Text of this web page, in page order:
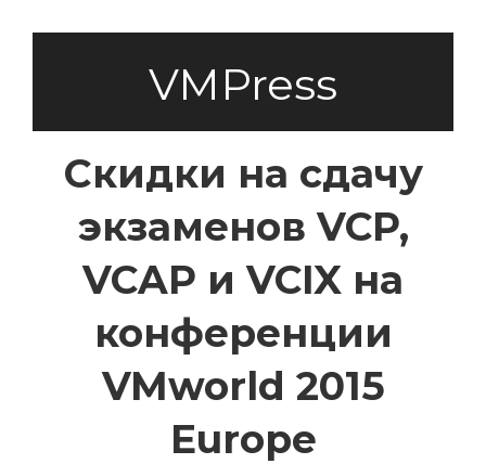
VMPress
Скидки на сдачу
экзаменов VCP,
VCAP и VCIX на
конференции
VMworld 2015
Europe